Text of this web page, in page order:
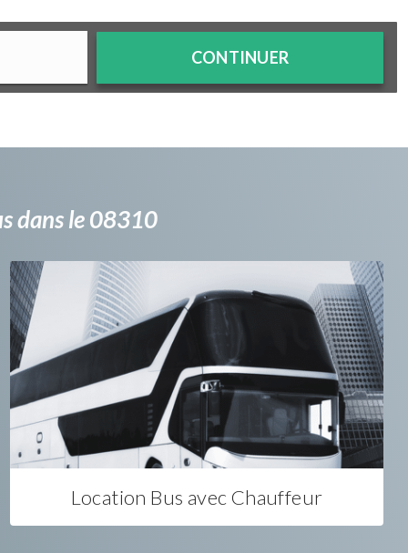
CONTINUER
dans le 08310
Location Bus avec Chauffeur